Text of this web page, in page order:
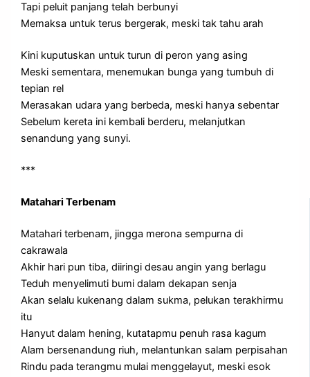
Tapi peluit panjang telah berbunyi
Memaksa untuk terus bergerak, meski tak tahu arah
Kini kuputuskan untuk turun di peron yang asing
Meski sementara, menemukan bunga yang tumbuh di
tepian rel
Merasakan udara yang berbeda, meski hanya sebentar
Sebelum kereta ini kembali berderu, melanjutkan
senandung yang sunyi.
***
Matahari Terbenam
Matahari terbenam, jingga merona sempurna di
cakrawala
Akhir hari pun tiba, diiringi desau angin yang berlagu
Teduh menyelimuti bumi dalam dekapan senja
Akan selalu kukenang dalam sukma, pelukan terakhirmu
itu
Hanyut dalam hening, kutatapmu penuh rasa kagum
Alam bersenandung riuh, melantunkan salam perpisahan
Rindu pada terangmu mulai menggelayut, meski esok